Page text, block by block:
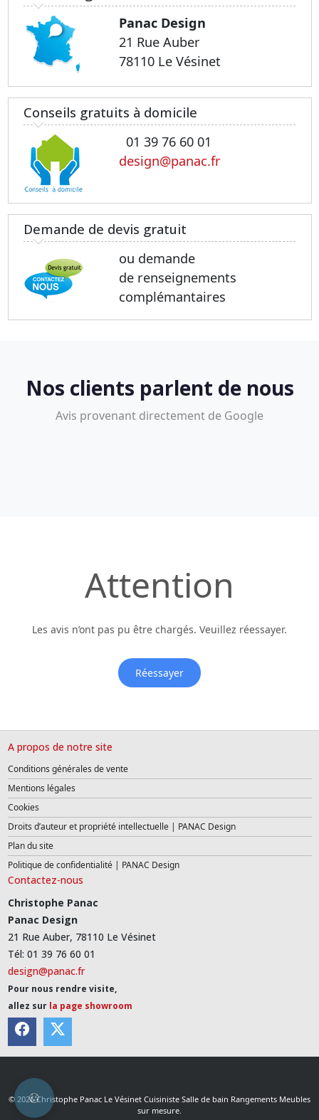
Panac Design
21 Rue Auber
78110 Le Vésinet
Conseils gratuits à domicile
01 39 76 60 01
design@panac.fr
Demande de devis gratuit
ou demande
de renseignements
complémantaires
Nos clients parlent de nous
Avis provenant directement de Google
Attention
Les avis n’ont pas pu être chargés. Veuillez réessayer.
Réessayer
A propos de notre site
Conditions générales de vente
Mentions légales
Cookies
Droits d’auteur et propriété intellectuelle | PANAC Design
Plan du site
Politique de confidentialité | PANAC Design
Contactez-nous
Christophe Panac
Panac Design
21 Rue Auber, 78110 Le Vésinet
Tél: 01 39 76 60 01
design@panac.fr
Pour nous rendre visite,
allez sur la page showroom
© 2026 Christophe Panac Le Vésinet Cuisiniste Salle de bain Rangements Meubles
sur mesure.